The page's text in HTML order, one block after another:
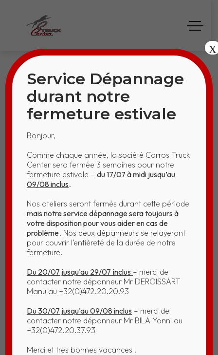
KO 13998 – GO
FAST
Home KO 13998 – GO FAST
Service Dépannage
durant notre
fermeture estivale
Bonjour,
Comme chaque année, la société Carros Truck
Center sera fermée 3 semaines pour notre
fermeture estivale –du 17/07 à midi jusqu’au
09/08 inclus.
Nos ateliers seront fermés durant cette période
mais notre service dépannage sera toujours à
votre disposition pour vous aider en cas de
problème. Nos deux dépanneurs se relayeront
pour couvrir l’entièreté de la durée de notre
fermeture.
Du 20/07 jusqu’au 29/07 inclus – merci de
contacter notre dépanneur Mr DEROISSART
Manu au +32(0)472.20.20.93
Du 30/07 jusqu’au 09/08 inclus – merci de
contacter notre dépanneur Mr BILA Yonni au
+32(0)472.20.37.93
Merci et très bonnes vacances !
x